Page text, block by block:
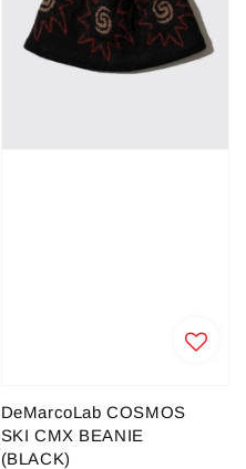
DeMarcoLab COSMOS
SKI CMX BEANIE
(BLACK)